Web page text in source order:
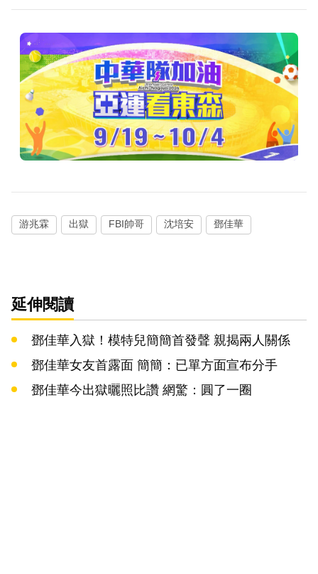
游兆霖 出獄 FBI帥哥 沈培安 鄧佳華
延伸閱讀
鄧佳華入獄！模特兒簡簡首發聲 親揭兩人關係
鄧佳華女友首露面 簡簡：已單方面宣布分手
鄧佳華今出獄曬照比讚 網驚：圓了一圈